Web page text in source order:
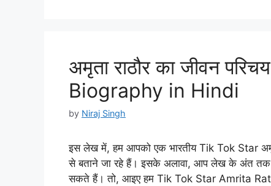
अमृता राठौर का जीवन
Biography in Hindi
by Niraj Singh
इस लेख में, हम आपको एक भारतीय Tik Tok Star
से बताने जा रहे हैं। इसके अलावा, आप लेख के अंत
सकते हैं। तो, आइए हम Tik Tok Star Amrita